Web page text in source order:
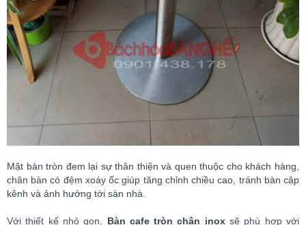
Mặt bàn tròn đem lại sự thân thiện và quen thuộc cho khách hàng,
chân bàn có đệm xoáy ốc giúp tăng chỉnh chiều cao, tránh bàn cập
kênh và ảnh hưởng tới sàn nhà.
Với thiết kế nhỏ gọn, Bàn cafe tròn chân inoxsẽ phù hợp với